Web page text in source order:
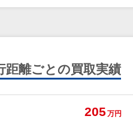
距離ごとの買取実績
205 万円